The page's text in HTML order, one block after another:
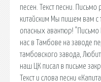
песен. Текст песни.
китайским Мы пишем вам с
опасных авантюр! "Письмо
нас в Тамбове на заводе
тамбовского завода,
наш ЦК писал в письме
Текст и слова песни